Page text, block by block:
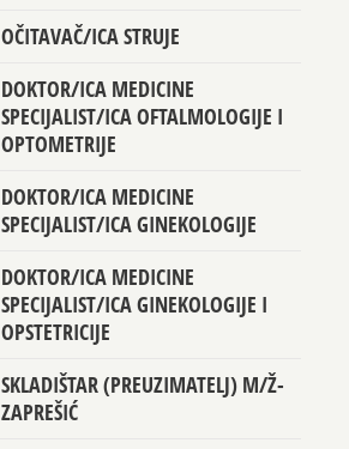
OČITAVAČ/ICA STRUJE
DOKTOR/ICA MEDICINE
SPECIJALIST/ICA OFTALMOLOGIJE I
OPTOMETRIJE
DOKTOR/ICA MEDICINE
SPECIJALIST/ICA GINEKOLOGIJE
DOKTOR/ICA MEDICINE
SPECIJALIST/ICA GINEKOLOGIJE I
OPSTETRICIJE
SKLADIŠTAR (PREUZIMATELJ) M/Ž-
ZAPREŠIĆ